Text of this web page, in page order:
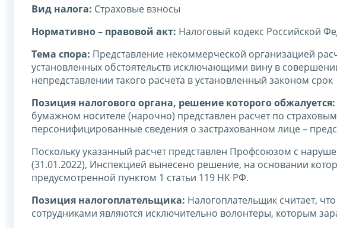
Вид налога: Страховые взносы
Нормативно – правовой акт: Налоговый кодекс Российской
Тема спора: Представление некоммерческой организацией
установленных обстоятельств исключающими вину в
непредставлении такого расчета в установленный законом срок
Позиция налогового органа, решение которого обжалуется:
бумажном носителе (нарочно) представлен расчет по
персонифицированные сведения о застрахованном лице –
Поскольку указанный расчет представлен Профсоюзом с
(31.01.2022), Инспекцией вынесено решение, на основании
предусмотренной пунктом 1 статьи 119 НК РФ.
Позиция налогоплательщика: Налогоплательщик считает,
сотрудниками являются исключительно волонтеры, которым